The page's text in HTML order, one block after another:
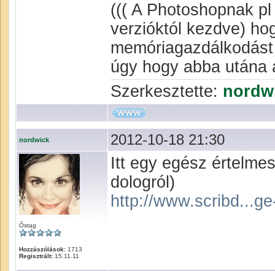
((( A Photoshopnak
verzióktól kezdve)
úgy hogy abba utána
Szerkesztette:
nordwick 2012-10-18 21:30
Őstag
Hozzászólások: 1713
Regisztrált: 15.11.11
Itt egy egész
dologról)
http://